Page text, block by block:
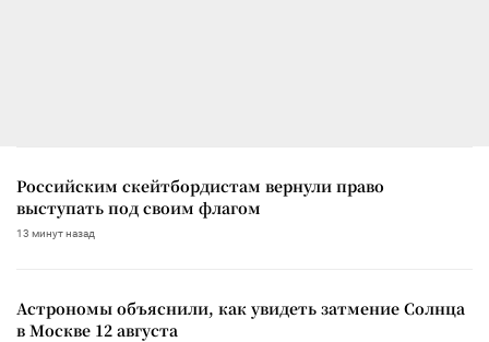
Российским скейтбордистам вернули право
выступать под своим флагом
13 минут назад
Астрономы объяснили, как увидеть затмение Солнца
в Москве 12 августа